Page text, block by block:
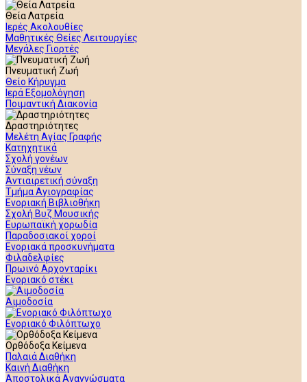
Θεία Λατρεία
Ιερές Ακολουθίες
Μαθητικές Θείες Λειτουργίες
Μεγάλες Γιορτές
Πνευματική Ζωή
Θείο Κήρυγμα
Ιερά Εξομολόγηση
Ποιμαντική Διακονία
Δραστηριότητες
Μελέτη Αγίας Γραφής
Κατηχητικά
Σχολή γονέων
Σύναξη νέων
Αντιαιρετική σύναξη
Τμήμα Αγιογραφίας
Ενοριακή Βιβλιοθήκη
Σχολή Βυζ Μουσικής
Ευρωπαϊκή χορωδία
Παραδοσιακοί χοροί
Ενοριακά προσκυνήματα
Φιλαδελφίες
Πρωινό Αρχονταρίκι
Ενοριακό στέκι
Αιμοδοσία
Ενοριακό Φιλόπτωχο
Ορθόδοξα Κείμενα
Παλαιά Διαθήκη
Καινή Διαθήκη
Αποστολικά Αναγνώσματα